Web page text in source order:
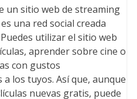
un sitio web de streaming
una red social creada
utilizar el sitio web
aprender sobre cine o
con gustos
los tuyos. Así que, aunque
nuevas gratis, puede